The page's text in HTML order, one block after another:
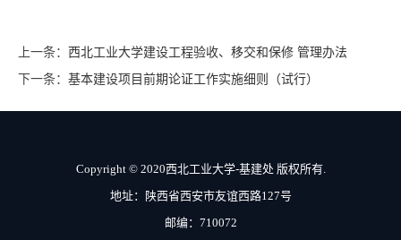
上一条： 西北工业大学建设工程验收、移交和保修 管理办法
下一条： 基本建设项目前期论证工作实施细则（试行）
Copyright © 2020西北工业大学-基建处 版权所有.
地址：陕西省西安市友谊西路127号
邮编：710072